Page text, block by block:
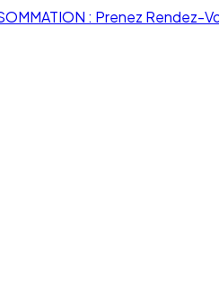
: Prenez Rendez-